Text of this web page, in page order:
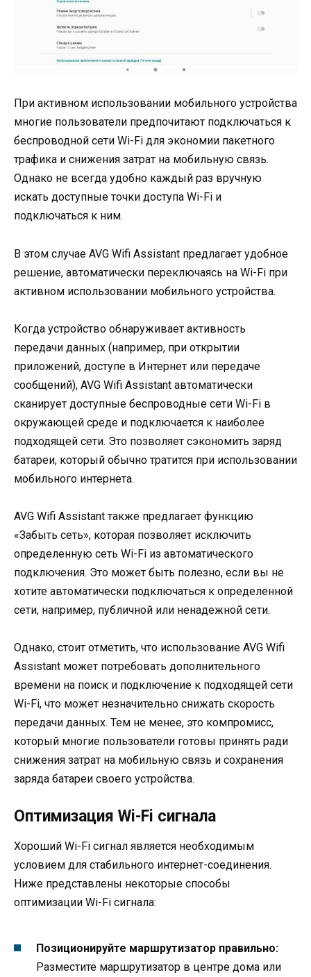
При активном использовании мобильного устройства
многие пользователи предпочитают подключаться к
беспроводной сети Wi-Fi для экономии пакетного
трафика и снижения затрат на мобильную связь.
Однако не всегда удобно каждый раз вручную
искать доступные точки доступа Wi-Fi и
подключаться к ним.
В этом случае AVG Wifi Assistant предлагает удобное
решение, автоматически переключаясь на Wi-Fi при
активном использовании мобильного устройства.
Когда устройство обнаруживает активность
передачи данных (например, при открытии
приложений, доступе в Интернет или передаче
сообщений), AVG Wifi Assistant автоматически
сканирует доступные беспроводные сети Wi-Fi в
окружающей среде и подключается к наиболее
подходящей сети. Это позволяет сэкономить заряд
батареи, который обычно тратится при использовании
мобильного интернета.
AVG Wifi Assistant также предлагает функцию
«Забыть сеть», которая позволяет исключить
определенную сеть Wi-Fi из автоматического
подключения. Это может быть полезно, если вы не
хотите автоматически подключаться к определенной
сети, например, публичной или ненадежной сети.
Однако, стоит отметить, что использование AVG Wifi
Assistant может потребовать дополнительного
времени на поиск и подключение к подходящей сети
Wi-Fi, что может незначительно снижать скорость
передачи данных. Тем не менее, это компромисс,
который многие пользователи готовы принять ради
снижения затрат на мобильную связь и сохранения
заряда батареи своего устройства.
Оптимизация Wi-Fi сигнала
Хороший Wi-Fi сигнал является необходимым
условием для стабильного интернет-соединения.
Ниже представлены некоторые способы
оптимизации Wi-Fi сигнала:
Позиционируйте маршрутизатор правильно:
Разместите маршрутизатор в центре дома или